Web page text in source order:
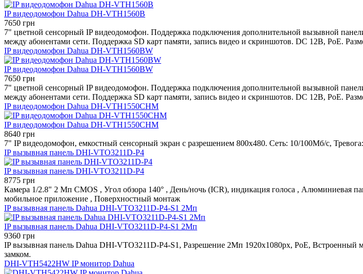
IP видеодомофон Dahua DH-VTH1560B
7650 грн
7" цветной сенсорный IP видеодомофон. Поддержка подключения дополнительной вызывной
между абонентами сети. Поддержка SD карт памяти, запись видео и скриншотов. DC 12В, PoE.
IP видеодомофон Dahua DH-VTH1560BW
IP видеодомофон Dahua DH-VTH1560BW
7650 грн
7" цветной сенсорный IP видеодомофон. Поддержка подключения дополнительной вызывной
между абонентами сети. Поддержка SD карт памяти, запись видео и скриншотов. DC 12В, PoE.
IP видеодомофон Dahua DH-VTH1550CHM
IP видеодомофон Dahua DH-VTH1550CHM
8640 грн
7" IP видеодомофон, емкостный сенсорный экран с разрешением 800х480. Сеть: 10/100Мб/с,
IP вызывная панель DHI-VTO3211D-P4
IP вызывная панель DHI-VTO3211D-P4
8775 грн
Камера 1/2.8" 2 Мп CMOS , Угол обзора 140° , День/ночь (ICR), индикация голоса , Алюминиевая
мобильное приложение , Поверхностный монтаж
IP вызывная панель Dahua DHI-VTO3211D-P4-S1 2Мп
IP вызывная панель Dahua DHI-VTO3211D-P4-S1 2Мп
9360 грн
IP вызывная панель Dahua DHI-VTO3211D-P4-S1, Разрешение 2Мп 1920х1080рх, РоЕ,
замком.
DHI-VTH5422HW IP монитор Dahua